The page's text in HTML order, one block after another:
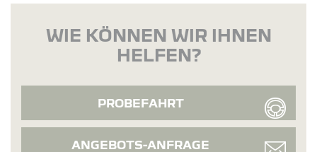
WIE KÖNNEN WIR IHNEN
HELFEN?
PROBEFAHRT
ANGEBOTS-ANFRAGE